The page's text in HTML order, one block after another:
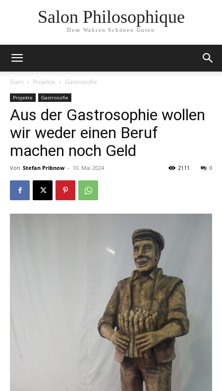
Salon Philosophique
Dem Wahren Schönen Guten
Start Projekte Gastrosofie
Projekte Gastrosofie
Aus der Gastrosophie wollen
wir weder einen Beruf
machen noch Geld
Von Stefan Pribnow - 10. Mai 2024 0
2111